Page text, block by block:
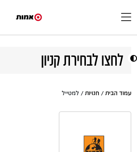
לחצו לבחירת קניון
עמוד הבית / חנויות / למטייל